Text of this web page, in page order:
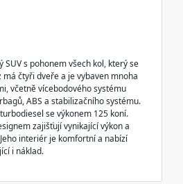
SUV s pohonem všech kol, který se
má čtyři dveře a je vybaven mnoha
včetně vícebodového systému
ABS a stabilizačního systému.
se výkonem 125 koní.
zajišťují vynikající výkon a
interiér je komfortní a nabízí
i náklad.